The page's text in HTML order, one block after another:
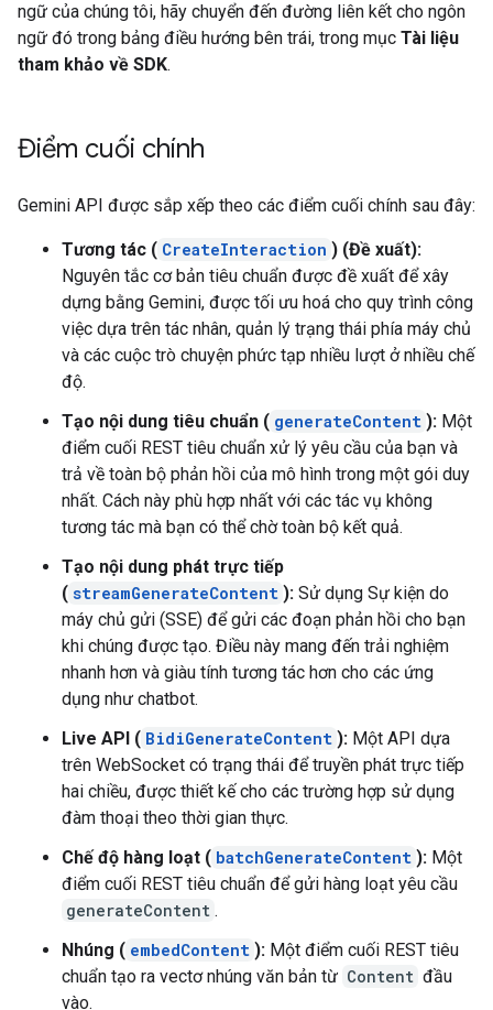
ngữ của chúng tôi, hãy chuyển đến đường liên kết cho ngôn
ngữ đó trong bảng điều hướng bên trái, trong mục Tài liệu
tham khảo về SDK.
Điểm cuối chính
Gemini API được sắp xếp theo các điểm cuối chính sau đây:
Tương tác ( CreateInteraction ) (Đề xuất):
Nguyên tắc cơ bản tiêu chuẩn được đề xuất để xây
dựng bằng Gemini, được tối ưu hoá cho quy trình công
việc dựa trên tác nhân, quản lý trạng thái phía máy chủ
và các cuộc trò chuyện phức tạp nhiều lượt ở nhiều chế
độ.
Tạo nội dung tiêu chuẩn ( generateContent ): Một
điểm cuối REST tiêu chuẩn xử lý yêu cầu của bạn và
trả về toàn bộ phản hồi của mô hình trong một gói duy
nhất. Cách này phù hợp nhất với các tác vụ không
tương tác mà bạn có thể chờ toàn bộ kết quả.
Tạo nội dung phát trực tiếp
( streamGenerateContent ): Sử dụng Sự kiện do
máy chủ gửi (SSE) để gửi các đoạn phản hồi cho bạn
khi chúng được tạo. Điều này mang đến trải nghiệm
nhanh hơn và giàu tính tương tác hơn cho các ứng
dụng như chatbot.
Live API ( BidiGenerateContent ): Một API dựa
trên WebSocket có trạng thái để truyền phát trực tiếp
hai chiều, được thiết kế cho các trường hợp sử dụng
đàm thoại theo thời gian thực.
Chế độ hàng loạt ( batchGenerateContent ): Một
điểm cuối REST tiêu chuẩn để gửi hàng loạt yêu cầu
generateContent .
Nhúng ( embedContent ): Một điểm cuối REST tiêu
chuẩn tạo ra vectơ nhúng văn bản từ Content đầu
vào.